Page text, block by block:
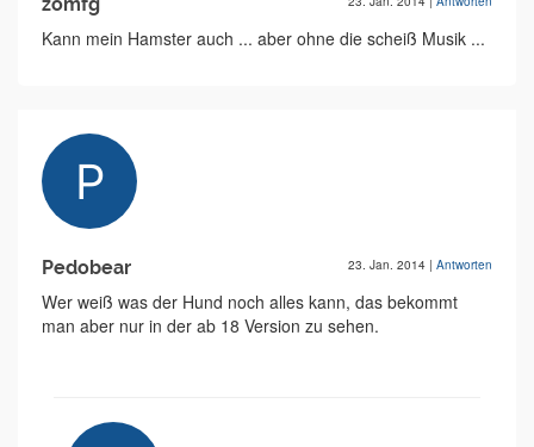
Kann mein Hamster auch ... aber ohne die scheiß Musik ...
Pedobear 23. Jan. 2014 | Antworten
Wer weiß was der Hund noch alles kann, das bekommt
man aber nur in der ab 18 Version zu sehen.